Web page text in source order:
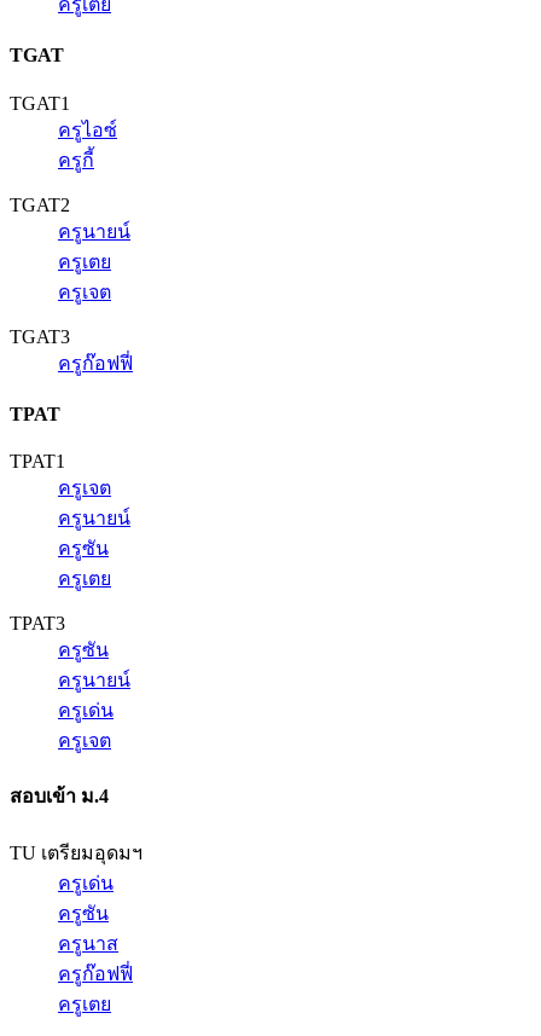
ครูเตย
TGAT
TGAT1
ครูไอซ์
ครูกี้
TGAT2
ครูนายน์
ครูเตย
ครูเจต
TGAT3
ครูก๊อฟฟี่
TPAT
TPAT1
ครูเจต
ครูนายน์
ครูซัน
ครูเตย
TPAT3
ครูซัน
ครูนายน์
ครูเด่น
ครูเจต
สอบเข้า ม.4
TU เตรียมอุดมฯ
ครูเด่น
ครูซัน
ครูนาส
ครูก๊อฟฟี่
ครูเตย